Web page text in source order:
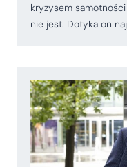
kryzysem
nie jest. Dotyka on